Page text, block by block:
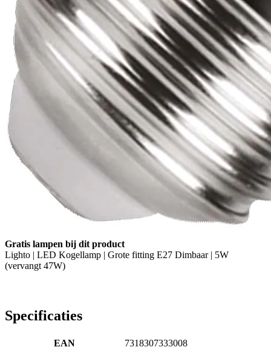
Gratis lampen bij dit product
Lighto | LED Kogellamp | Grote fitting E27 Dimbaar | 5W
(vervangt 47W)
Specificaties
EAN
7318307333008